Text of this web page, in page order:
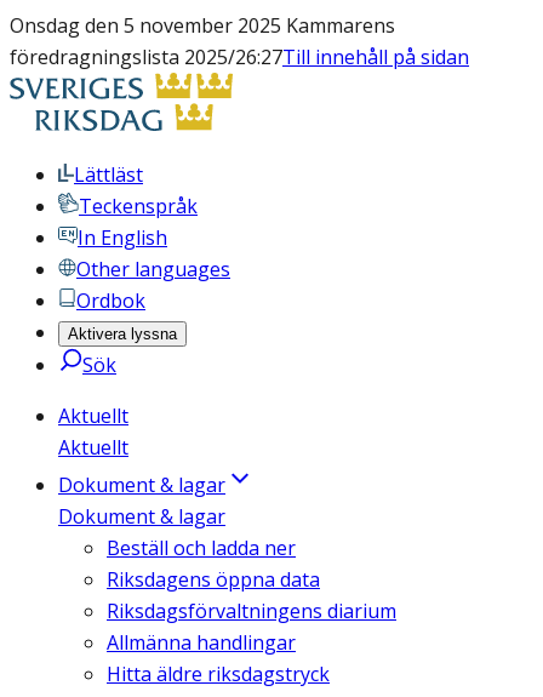
Onsdag den 5 november 2025 Kammarens
föredragningslista 2025/26:27Till innehåll på sidan
Lättläst
Teckenspråk
In English
Other languages
Ordbok
Aktivera lyssna
Sök
Aktuellt
Aktuellt
Dokument & lagar
Dokument & lagar
Beställ och ladda ner
Riksdagens öppna data
Riksdagsförvaltningens diarium
Allmänna handlingar
Hitta äldre riksdagstryck